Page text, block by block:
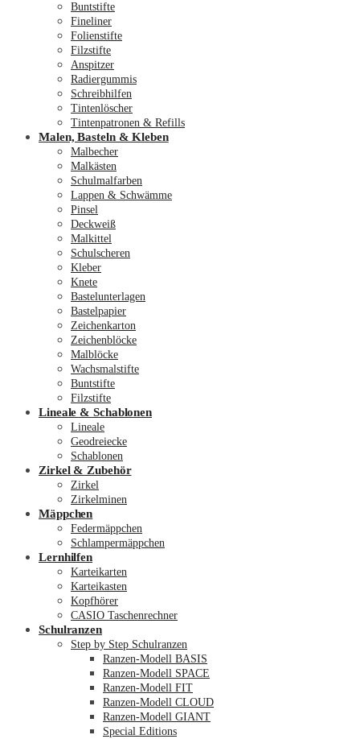
Buntstifte
Fineliner
Folienstifte
Filzstifte
Anspitzer
Radiergummis
Schreibhilfen
Tintenlöscher
Tintenpatronen & Refills
Malen, Basteln & Kleben
Malbecher
Malkästen
Schulmalfarben
Lappen & Schwämme
Pinsel
Deckweiß
Malkittel
Schulscheren
Kleber
Knete
Bastelunterlagen
Bastelpapier
Zeichenkarton
Zeichenblöcke
Malblöcke
Wachsmalstifte
Buntstifte
Filzstifte
Lineale & Schablonen
Lineale
Geodreiecke
Schablonen
Zirkel & Zubehör
Zirkel
Zirkelminen
Mäppchen
Federmäppchen
Schlampermäppchen
Lernhilfen
Karteikarten
Karteikasten
Kopfhörer
CASIO Taschenrechner
Schulranzen
Step by Step Schulranzen
Ranzen-Modell BASIS
Ranzen-Modell SPACE
Ranzen-Modell FIT
Ranzen-Modell CLOUD
Ranzen-Modell GIANT
Special Editions